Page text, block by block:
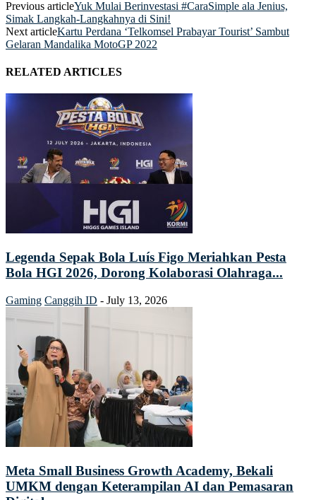
Previous articleYuk Mulai Berinvestasi #CaraSimple ala Jenius,
Simak Langkah-Langkahnya di Sini!
Next articleKartu Perdana ‘Telkomsel Prabayar Tourist’ Sambut
Gelaran Mandalika MotoGP 2022
RELATED ARTICLES
Legenda Sepak Bola Luís Figo Meriahkan Pesta
Bola HGI 2026, Dorong Kolaborasi Olahraga...
Gaming Canggih ID - July 13, 2026
Meta Small Business Growth Academy, Bekali
UMKM dengan Keterampilan AI dan Pemasaran